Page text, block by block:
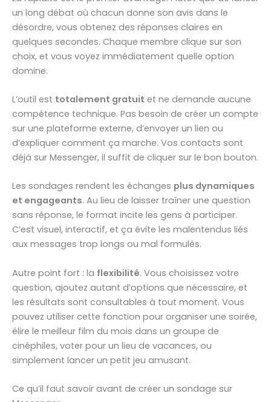
un long débat où chacun donne son avis dans le
désordre, vous obtenez des réponses claires en
quelques secondes. Chaque membre clique sur son
choix, et vous voyez immédiatement quelle option
domine.
L’outil est totalement gratuit et ne demande aucune
compétence technique. Pas besoin de créer un compte
sur une plateforme externe, d’envoyer un lien ou
d’expliquer comment ça marche. Vos contacts sont
déjà sur Messenger, il suffit de cliquer sur le bon bouton.
Les sondages rendent les échanges plus dynamiques
et engageants. Au lieu de laisser traîner une question
sans réponse, le format incite les gens à participer.
C’est visuel, interactif, et ça évite les malentendus liés
aux messages trop longs ou mal formulés.
Autre point fort : la flexibilité. Vous choisissez votre
question, ajoutez autant d’options que nécessaire, et
les résultats sont consultables à tout moment. Vous
pouvez utiliser cette fonction pour organiser une soirée,
élire le meilleur film du mois dans un groupe de
cinéphiles, voter pour un lieu de vacances, ou
simplement lancer un petit jeu amusant.
Ce qu’il faut savoir avant de créer un sondage sur